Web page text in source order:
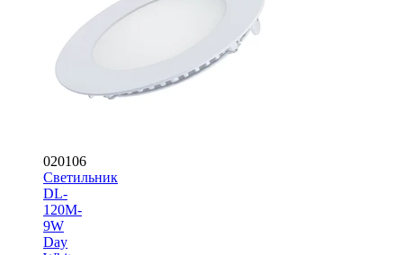
020106
Светильник
DL-
120M-
9W
Day